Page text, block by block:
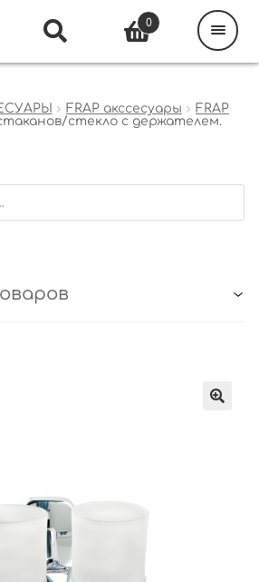
FRAP акссесуары
FRAP
стаканов/стекло с держателем.
0